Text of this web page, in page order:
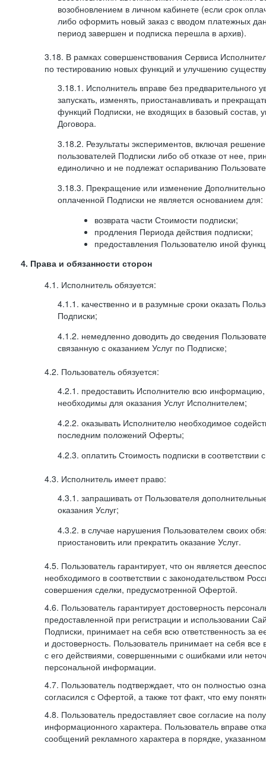
возобновлением в личном кабинете (если срок
либо оформить новый заказ с вводом платежных
период завершен и подписка перешла в архив).
3.18. В рамках совершенствования Сервиса
по тестированию новых функций и улучшению
3.18.1. Исполнитель вправе без предварительного
запускать, изменять, приостанавливать и
функций Подписки, не входящих в базовый состав,
Договора.
3.18.2. Результаты экспериментов, включая
пользователей Подписки либо об отказе от нее,
единолично и не подлежат оспариванию
3.18.3. Прекращение или изменение
оплаченной Подписки не является основанием для:
возврата части Стоимости подписки;
продления Периода действия подписки;
предоставления Пользователю иной
4. Права и обязанности сторон
4.1. Исполнитель обязуется:
4.1.1. качественно и в разумные сроки оказать
Подписки;
4.1.2. немедленно доводить до сведения
связанную с оказанием Услуг по Подписке;
4.2. Пользователь обязуется:
4.2.1. предоставить Исполнителю всю
необходимы для оказания Услуг Исполнителем;
4.2.2. оказывать Исполнителю необходимое
последним положений Оферты;
4.2.3. оплатить Стоимость подписки в
4.3. Исполнитель имеет право:
4.3.1. запрашивать от Пользователя
оказания Услуг;
4.3.2. в случае нарушения Пользователем своих
приостановить или прекратить оказание Услуг.
4.5. Пользователь гарантирует, что он является
необходимого в соответствии с законодательством
совершения сделки, предусмотренной Офертой.
4.6. Пользователь гарантирует достоверность
предоставленной при регистрации и использовании
Подписки, принимает на себя всю ответственность за
и достоверность. Пользователь принимает на себя
с его действиями, совершенными с ошибками или
персональной информации.
4.7. Пользователь подтверждает, что он полностью
согласился с Офертой, а также тот факт, что ему
4.8. Пользователь предоставляет свое согласие на
информационного характера. Пользователь вправе
сообщений рекламного характера в порядке,